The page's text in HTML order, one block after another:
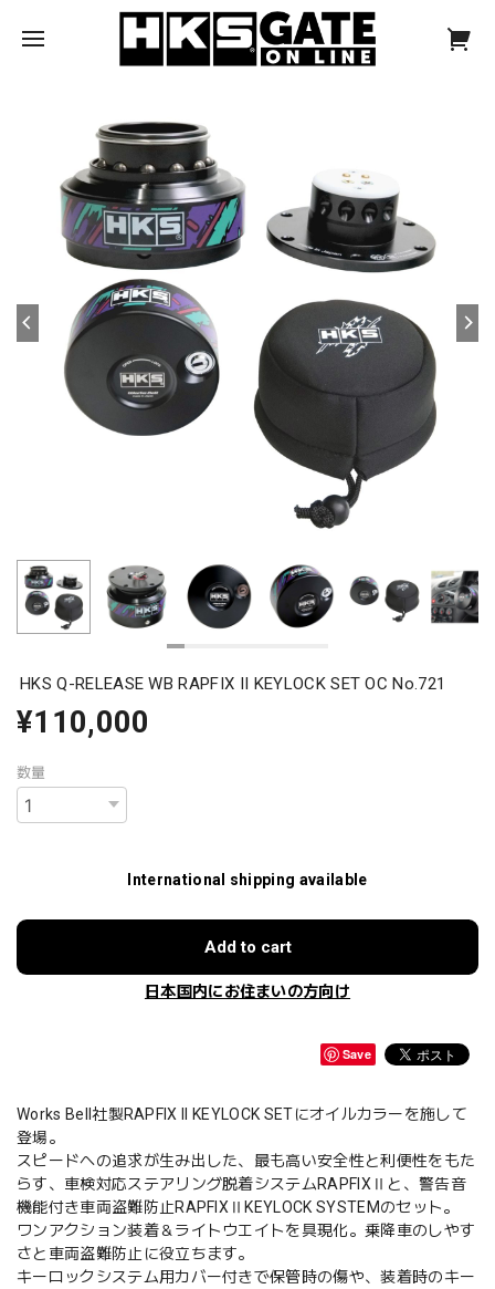
HKS Q-RELEASE WB RAPFIX II KEYLOCK SET OC No.721
¥110,000
数量
International shipping available
Add to cart
日本国内にお住まいの方向け
Save
Works Bell社製RAPFIX II KEYLOCK SETにオイルカラーを施して
登場。
スピードへの追求が生み出した、最も高い安全性と利便性をもた
らす、車検対応ステアリング脱着システムRAPFIXⅡと、警告音
機能付き車両盗難防止RAPFIXⅡKEYLOCK SYSTEMのセット。
ワンアクション装着＆ライトウエイトを具現化。乗降車のしやす
さと車両盗難防止に役立ちます。
キーロックシステム用カバー付きで保管時の傷や、装着時のキー